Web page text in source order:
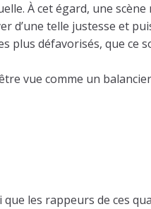
À cet égard, une
telle justesse et
plus défavorisés, que ce
vue comme un
les rappeurs de ces